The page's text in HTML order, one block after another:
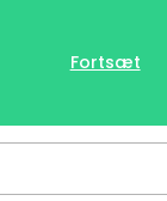
Fortsæt